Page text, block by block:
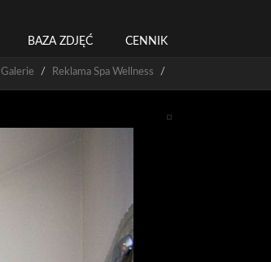
BAZA ZDJĘĆ CENNIK
Galerie Reklama Spa Wellness